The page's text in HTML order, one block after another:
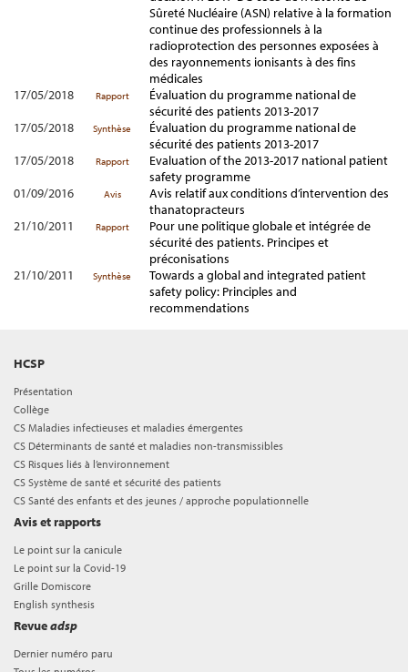
Sûreté Nucléaire (ASN) relative à la formation
continue des professionnels à la
radioprotection des personnes exposées à
des rayonnements ionisants à des fins
médicales
17/05/2018
Rapport
Évaluation du programme national de
sécurité des patients 2013-2017
17/05/2018
Synthèse
Évaluation du programme national de
sécurité des patients 2013-2017
17/05/2018
Rapport
Evaluation of the 2013-2017 national patient
safety programme
01/09/2016
Avis
Avis relatif aux conditions d’intervention des
thanatopracteurs
21/10/2011
Rapport
Pour une politique globale et intégrée de
sécurité des patients. Principes et
préconisations
21/10/2011
Synthèse
Towards a global and integrated patient
safety policy: Principles and
recommendations
HCSP
Présentation
Collège
CS Maladies infectieuses et maladies émergentes
CS Déterminants de santé et maladies non-transmissibles
CS Risques liés à l’environnement
CS Système de santé et sécurité des patients
CS Santé des enfants et des jeunes / approche populationnelle
Avis et rapports
Le point sur la canicule
Le point sur la Covid-19
Grille Domiscore
English synthesis
Revueadsp
Dernier numéro paru